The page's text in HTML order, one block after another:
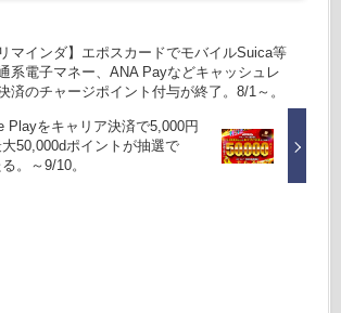
リマインダ】エポスカードでモバイルSuica等
系電子マネー、ANA Payなどキャッシュレ
済のチャージポイント付与が終了。8/1～。
Playをキャリア決済で5,000円
50,000dポイントが抽選で
。～9/10。